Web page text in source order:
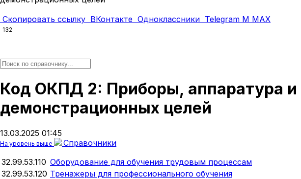
Скопировать ссылку ВКонтакте Одноклассники Telegram M MAX
132
Код ОКПД 2: Приборы, аппаратура
демонстрационных целей
13.03.2025 01:45
На уровень выше
Справочники
32.99.53.110 Оборудование для обучения трудовым процессам
32.99.53.120 Тренажеры для профессионального обучения